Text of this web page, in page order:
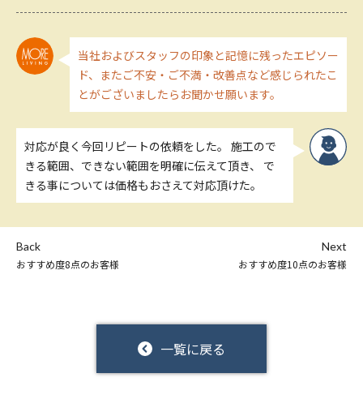
当社およびスタッフの印象と記憶に残ったエピソー
ド、またご不安・ご不満・改善点など感じられたこ
とがございましたらお聞かせ願います。
対応が良く今回リピートの依頼をした。 施工ので
きる範囲、できない範囲を明確に伝えて頂き、 で
きる事については価格もおさえて対応頂けた。
Back
おすすめ度8点のお客様
一覧に戻る
Next
おすすめ度10点のお客様